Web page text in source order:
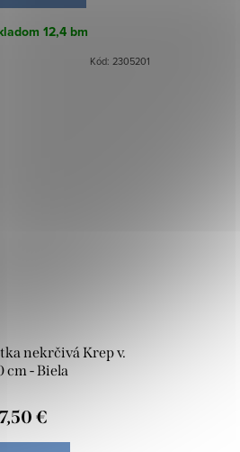
12,4 bm
Kód: 2305201
nekrčivá Krep v.
cm - Biela
7,50 €